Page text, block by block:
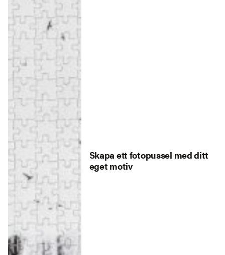
Skapa ett fotopussel med ditt
eget motiv